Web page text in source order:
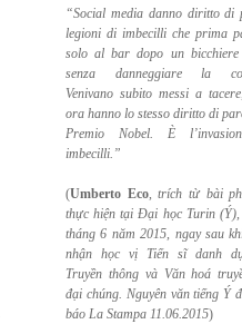
“Social media danno diritto di
legioni di imbecilli che prima
solo albar dopo un
senza danneggiare la
Venivano subito messi a
ora hanno lo stesso diritto di
Premio Nobel. È
imbecilli.”
(Umberto Eco,trích từ bài
thực hiện tại Đại học Turin (Ý),
tháng 6 năm 2015, ngay sau
nhận học vị Tiến sĩ danh
Truyền thông và Văn hoá
đại chúng. Nguyên văn tiếng Ý
báo La Stampa 11.06.2015)